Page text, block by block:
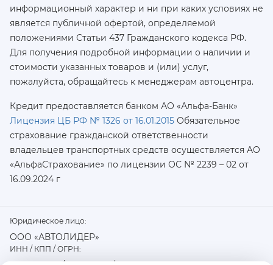
информационный характер и ни при каких условиях не
является публичной офертой, определяемой
положениями Статьи 437 Гражданского кодекса РФ.
Для получения подробной информации о наличии и
стоимости указанных товаров и (или) услуг,
пожалуйста, обращайтесь к менеджерам автоцентра.
Кредит предоставляется банком АО «Альфа-Банк»
Лицензия ЦБ РФ № 1326 от 16.01.2015 Обязательное
страхование гражданской ответственности
владельцев транспортных средств осуществляется AO
«АльфаСтрахование» по лицензии ОС № 2239 – 02 от
16.09.2024 г
Юридическое лицо:
ООО «АВТОЛИДЕР»
ИНН / КПП / ОГРН: